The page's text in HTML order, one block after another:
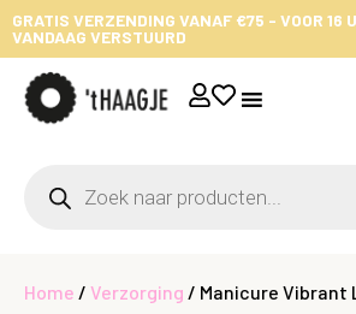
GRATIS VERZENDING VANAF €75 - VOOR 16
VANDAAG VERSTUURD
Home / Verzorging / Manicure Vibrant